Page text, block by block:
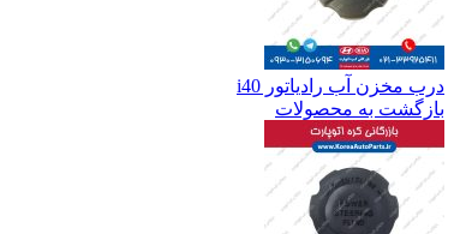
درب مخزن آب رادیاتور i40
بازگشت به محصولات